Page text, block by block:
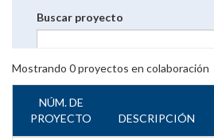
Buscar proyecto
Mostrando 0proyectos en colaboración
NÚM. DE
PROYECTO
DESCRIPCIÓN